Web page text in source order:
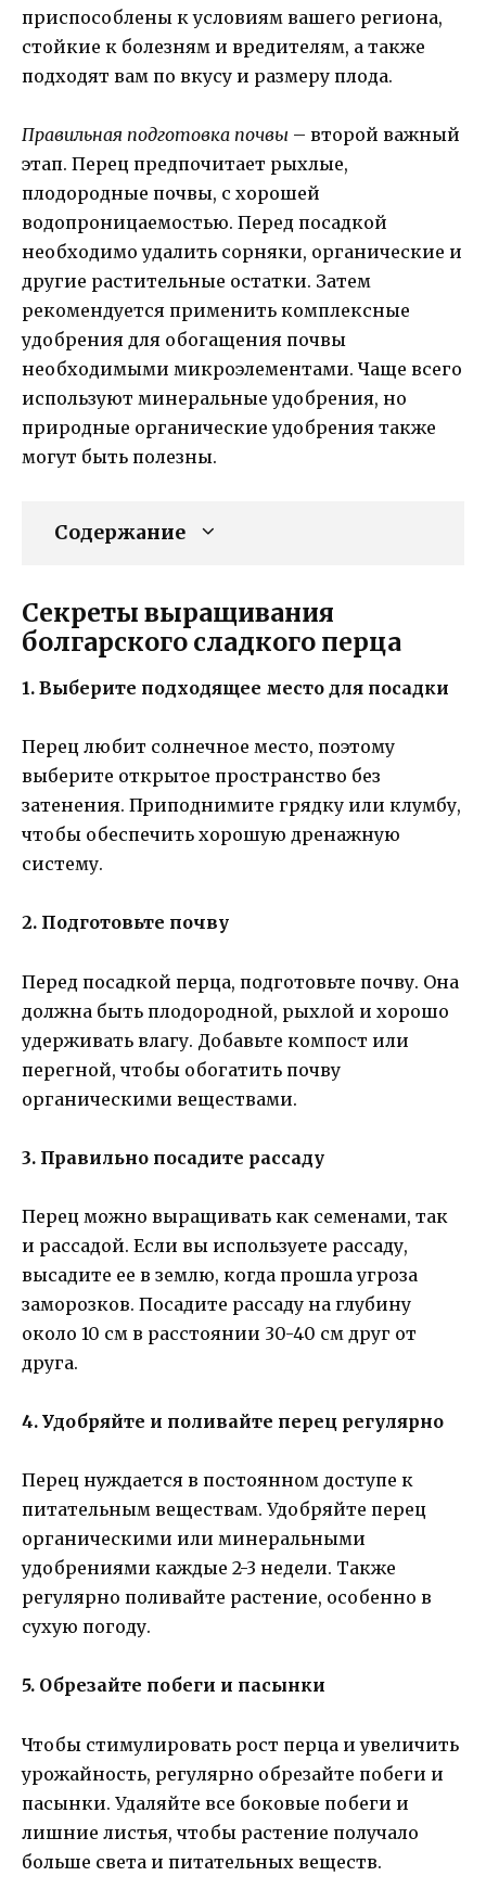
приспособлены к условиям вашего региона,
стойкие к болезням и вредителям, а также
подходят вам по вкусу и размеру плода.
Правильная подготовка почвы – второй важный
этап. Перец предпочитает рыхлые,
плодородные почвы, с хорошей
водопроницаемостью. Перед посадкой
необходимо удалить сорняки, органические и
другие растительные остатки. Затем
рекомендуется применить комплексные
удобрения для обогащения почвы
необходимыми микроэлементами. Чаще всего
используют минеральные удобрения, но
природные органические удобрения также
могут быть полезны.
Содержание
Секреты выращивания
болгарского сладкого перца
1. Выберите подходящее место для посадки
Перец любит солнечное место, поэтому
выберите открытое пространство без
затенения. Приподнимите грядку или клумбу,
чтобы обеспечить хорошую дренажную
систему.
2. Подготовьте почву
Перед посадкой перца, подготовьте почву. Она
должна быть плодородной, рыхлой и хорошо
удерживать влагу. Добавьте компост или
перегной, чтобы обогатить почву
органическими веществами.
3. Правильно посадите рассаду
Перец можно выращивать как семенами, так
и рассадой. Если вы используете рассаду,
высадите ее в землю, когда прошла угроза
заморозков. Посадите рассаду на глубину
около 10 см в расстоянии 30-40 см друг от
друга.
4. Удобряйте и поливайте перец регулярно
Перец нуждается в постоянном доступе к
питательным веществам. Удобряйте перец
органическими или минеральными
удобрениями каждые 2-3 недели. Также
регулярно поливайте растение, особенно в
сухую погоду.
5. Обрезайте побеги и пасынки
Чтобы стимулировать рост перца и увеличить
урожайность, регулярно обрезайте побеги и
пасынки. Удаляйте все боковые побеги и
лишние листья, чтобы растение получало
больше света и питательных веществ.